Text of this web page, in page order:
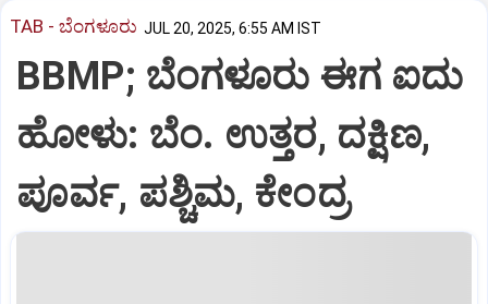
TAB - ಬೆಂಗಳೂರು JUL 20, 2025, 6:55 AM IST
BBMP; ಬೆಂಗಳೂರು ಈಗ ಐದು
ಹೋಳು: ಬೆಂ. ಉತ್ತರ, ದಕ್ಷಿಣ,
ಪೂರ್ವ, ಪಶ್ಚಿಮ, ಕೇಂದ್ರ